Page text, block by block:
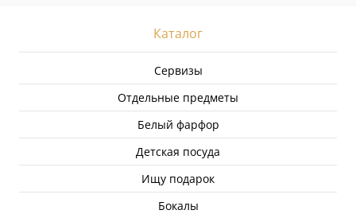
Каталог
Сервизы
Отдельные предметы
Белый фарфор
Детская посуда
Ищу подарок
Бокалы